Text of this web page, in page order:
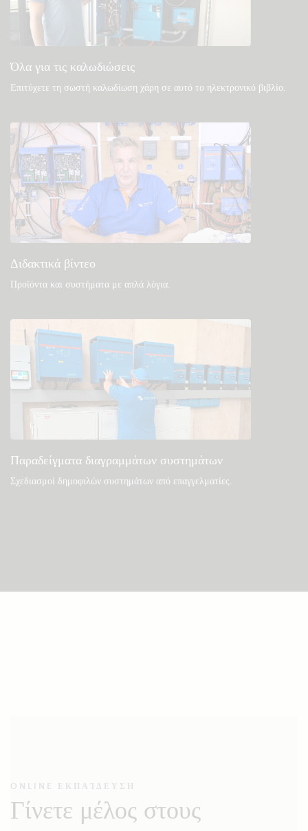
Γενικές λήψεις & τεκμηρίωση
Όλα για τις καλωδιώσεις
Επιτύχετε τη σωστή καλωδίωση χάρη σε αυτό το ηλεκτρονικό βιβλίο.
Διδακτικά βίντεο
Προϊόντα και συστήματα με απλά λόγια.
Παραδείγματα διαγραμμάτων συστημάτων
Σχεδιασμοί δημοφιλών συστημάτων από επαγγελματίες.
ONLINE ΕΚΠΑΊΔΕΥΣΗ
Γίνετε μέλος στους